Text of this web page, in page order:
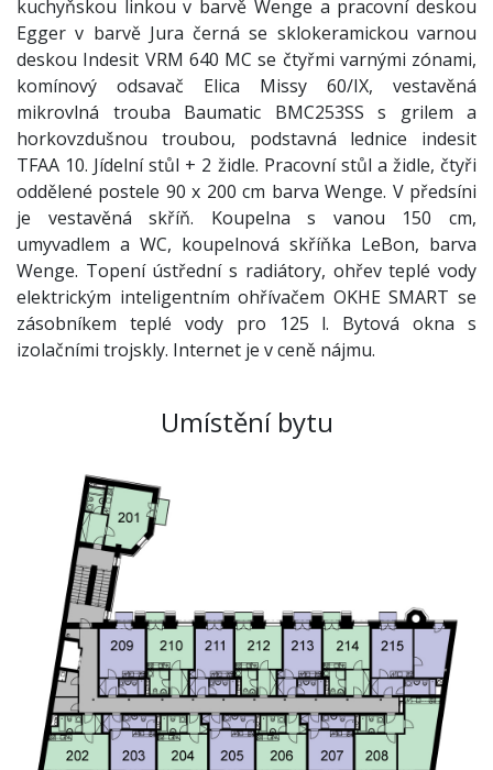
kuchyňskou linkou v barvě Wenge a pracovní deskou
Egger v barvě Jura černá se sklokeramickou varnou
deskou Indesit VRM 640 MC se čtyřmi varnými zónami,
komínový odsavač Elica Missy 60/IX, vestavěná
mikrovlná trouba Baumatic BMC253SS s grilem a
horkovzdušnou troubou, podstavná lednice indesit
TFAA 10. Jídelní stůl + 2 židle. Pracovní stůl a židle, čtyři
oddělené postele 90 x 200 cm barva Wenge. V předsíni
je vestavěná skříň. Koupelna s vanou 150 cm,
umyvadlem a WC, koupelnová skříňka LeBon, barva
Wenge. Topení ústřední s radiátory, ohřev teplé vody
elektrickým inteligentním ohřívačem OKHE SMART se
zásobníkem teplé vody pro 125 l. Bytová okna s
izolačními trojskly. Internet je v ceně nájmu.
Umístění bytu